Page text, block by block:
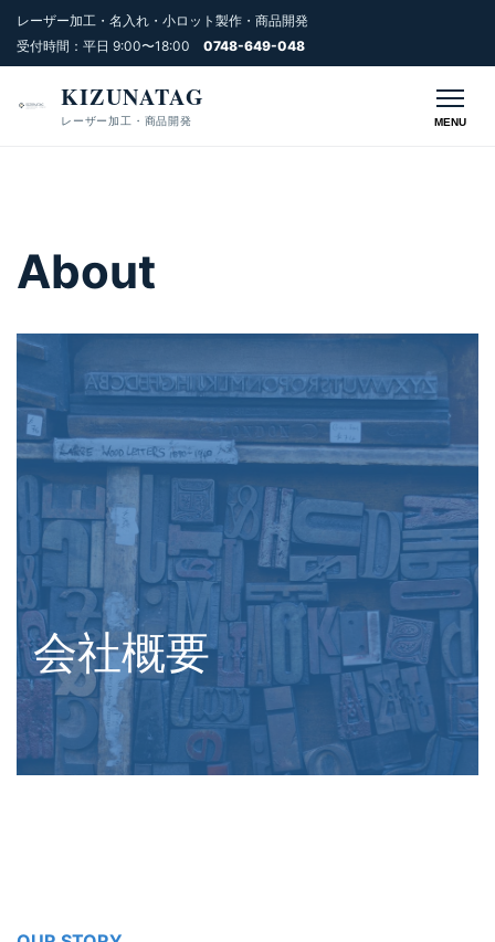
レーザー加工・名入れ・小ロット製作・商品開発
受付時間：平日 9:00〜18:00 0748-649-048
KIZUNATAG
レーザー加工・商品開発 MENU
About
会社概要